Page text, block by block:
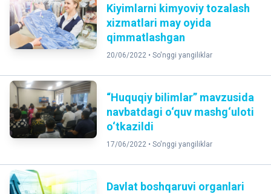
Kiyimlarni kimyoviy tozalash
xizmatlari may oyida
qimmatlashgan
20/06/2022 • So'nggi yangiliklar
“Huquqiy bilimlar” mavzusida
navbatdagi o‘quv mashg‘uloti
o‘tkazildi
17/06/2022 • So'nggi yangiliklar
Davlat boshqaruvi organlari